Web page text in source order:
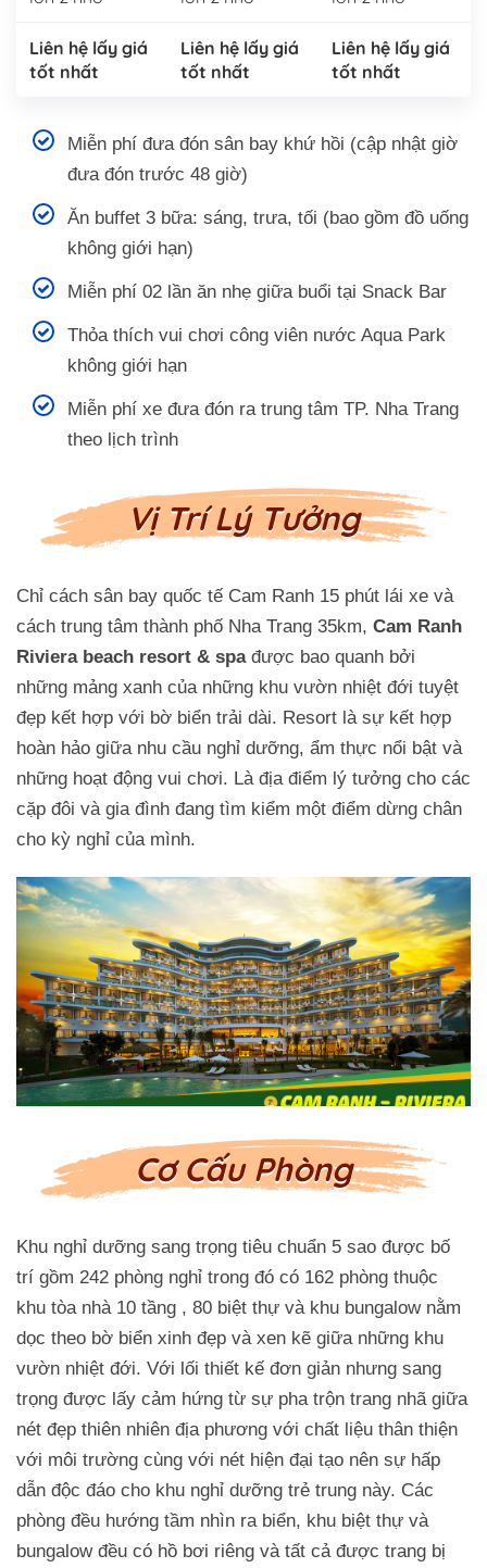
Liên hệ lấy giá
tốt nhất
Liên hệ lấy giá
tốt nhất
Liên hệ lấy giá
tốt nhất
Miễn phí đưa đón sân bay khứ hồi (cập nhật giờ
đưa đón trước 48 giờ)
Ăn buffet 3 bữa: sáng, trưa, tối (bao gồm đồ uống
không giới hạn)
Miễn phí 02 lần ăn nhẹ giữa buổi tại Snack Bar
Thỏa thích vui chơi công viên nước Aqua Park
không giới hạn
Miễn phí xe đưa đón ra trung tâm TP. Nha Trang
theo lịch trình
Vị Trí Lý Tưởng
Chỉ cách sân bay quốc tế Cam Ranh 15 phút lái xe và
cách trung tâm thành phố Nha Trang 35km, Cam Ranh
Riviera beach resort & spađược bao quanh bởi
những mảng xanh của những khu vườn nhiệt đới tuyệt
đẹp kết hợp với bờ biển trải dài. Resort là sự kết hợp
hoàn hảo giữa nhu cầu nghỉ dưỡng, ẩm thực nổi bật và
những hoạt động vui chơi. Là địa điểm lý tưởng cho các
cặp đôi và gia đình đang tìm kiểm một điểm dừng chân
cho kỳ nghỉ của mình.
Cơ Cấu Phòng
Khu nghỉ dưỡng sang trọng tiêu chuẩn 5 sao được bố
trí gồm 242 phòng nghỉ trong đó có 162 phòng thuộc
khu tòa nhà 10 tầng , 80 biệt thự và khu bungalow nằm
dọc theo bờ biển xinh đẹp và xen kẽ giữa những khu
vườn nhiệt đới. Với lối thiết kế đơn giản nhưng sang
trọng được lấy cảm hứng từ sự pha trộn trang nhã giữa
nét đẹp thiên nhiên địa phương với chất liệu thân thiện
với môi trường cùng với nét hiện đại tạo nên sự hấp
dẫn độc đáo cho khu nghỉ dưỡng trẻ trung này. Các
phòng đều hướng tầm nhìn ra biển, khu biệt thự và
bungalow đều có hồ bơi riêng và tất cả được trang bị